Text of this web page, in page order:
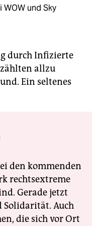
WOW und Sky
durch Infizierte
allzu
Ein seltenes
den kommenden
rechtsextreme
Gerade jetzt
Solidarität. Auch
die sich vor Ort